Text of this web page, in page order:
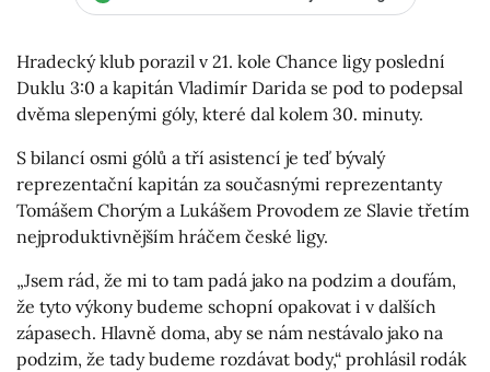
Hradecký klub porazil v 21. kole Chance ligy poslední
Duklu 3:0 a kapitán Vladimír Darida se pod to podepsal
dvěma slepenými góly, které dal kolem 30. minuty.
S bilancí osmi gólů a tří asistencí je teď bývalý
reprezentační kapitán za současnými reprezentanty
Tomášem Chorým a Lukášem Provodem ze Slavie třetím
nejproduktivnějším hráčem české ligy.
„Jsem rád, že mi to tam padá jako na podzim a doufám,
že tyto výkony budeme schopní opakovat i v dalších
zápasech. Hlavně doma, aby se nám nestávalo jako na
podzim, že tady budeme rozdávat body,“ prohlásil rodák